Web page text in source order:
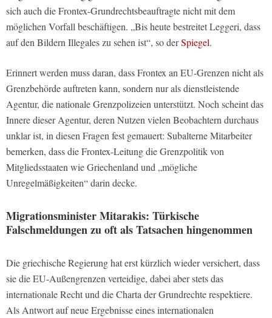
sich auch die Frontex-Grundrechtsbeauftragte nicht mit dem
möglichen Vorfall beschäftigen. „Bis heute bestreitet Leggeri, dass
auf den Bildern Illegales zu sehen ist“, so derSpiegel.
Erinnert werden muss daran, dass Frontex an EU-Grenzen nicht als
Grenzbehörde auftreten kann, sondern nur als dienstleistende
Agentur, die nationale Grenzpolizeien unterstützt. Noch scheint das
Innere dieser Agentur, deren Nutzen vielen Beobachtern durchaus
unklar ist, in diesen Fragen fest gemauert: Subalterne Mitarbeiter
bemerken, dass die Frontex-Leitung die Grenzpolitik von
Mitgliedsstaaten wie Griechenland und „mögliche
Unregelmäßigkeiten“ darin decke.
Migrationsminister Mitarakis: Türkische
Falschmeldungen zu oft als Tatsachen hingenommen
Die griechische Regierung hat erst kürzlich wieder versichert, dass
sie die EU-Außengrenzen verteidige, dabei aber stets das
internationale Recht und die Charta der Grundrechte respektiere.
Als Antwort auf neue Ergebnisse eines internationalen